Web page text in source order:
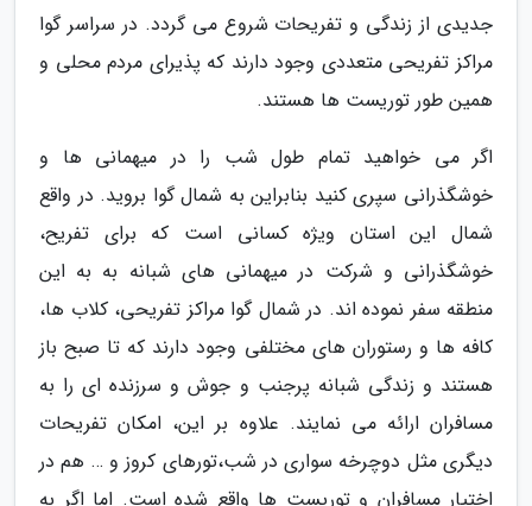
جدیدی از زندگی و تفریحات شروع می گردد. در سراسر گوا
مراکز تفریحی متعددی وجود دارند که پذیرای مردم محلی و
همین طور توریست ها هستند.
اگر می خواهید تمام طول شب را در میهمانی ها و
خوشگذرانی سپری کنید بنابراین به شمال گوا بروید. در واقع
شمال این استان ویژه کسانی است که برای تفریح،
خوشگذرانی و شرکت در میهمانی های شبانه به به این
منطقه سفر نموده اند. در شمال گوا مراکز تفریحی، کلاب ها،
کافه ها و رستوران های مختلفی وجود دارند که تا صبح باز
هستند و زندگی شبانه پرجنب و جوش و سرزنده ای را به
مسافران ارائه می نمایند. علاوه بر این، امکان تفریحات
دیگری مثل دوچرخه سواری در شب،تورهای کروز و … هم در
اختیار مسافران و توریست ها واقع شده است. اما اگر به